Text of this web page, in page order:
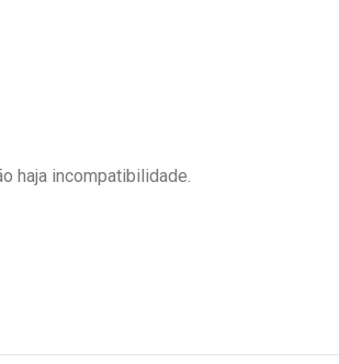
haja incompatibilidade.